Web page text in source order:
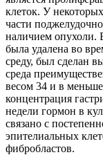
клеток. У
части
наличием опухоли.
была удалена во
среду, был сделан
среда
весом 34 и в
концентрация
недели гормон в
связано с
эпителиальных
фибробластов.